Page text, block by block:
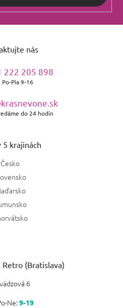
nás
222 205 898
Po-Pia 9-16
do 24 hodín
5 krajinách
Česko
Retro (Bratislava)
6
Ne:9-19